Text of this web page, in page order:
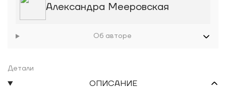
Александра Мееровская
Об авторе
Детали
ОПИСАНИЕ